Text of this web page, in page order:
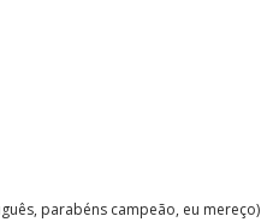
parabéns campeão, eu mereço)